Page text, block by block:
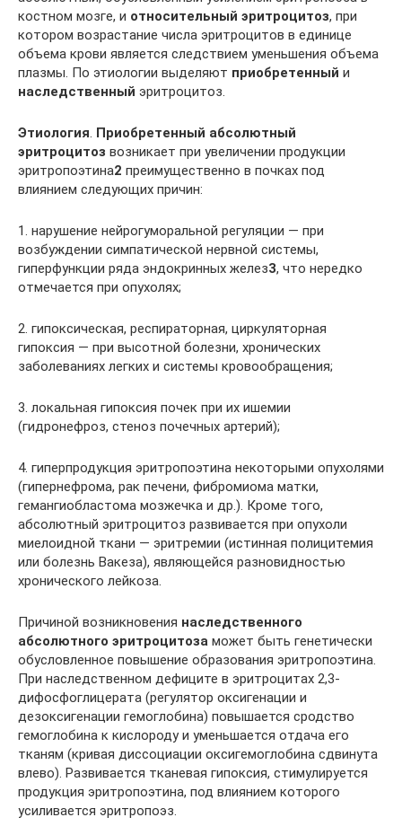
костном мозге, и относительный эритроцитоз, при
котором возрастание числа эритроцитов в единице
объема крови является следствием уменьшения объема
плазмы. По этиологии выделяют приобретенный и
наследственный эритроцитоз.
Этиология. Приобретенный абсолютный
эритроцитоз возникает при увеличении продукции
эритропоэтина2 преимущественно в почках под
влиянием следующих причин:
1. нарушение нейрогуморальной регуляции — при
возбуждении симпатической нервной системы,
гиперфункции ряда эндокринных желез3, что нередко
отмечается при опухолях;
2. гипоксическая, респираторная, циркуляторная
гипоксия — при высотной болезни, хронических
заболеваниях легких и системы кровообращения;
3. локальная гипоксия почек при их ишемии
(гидронефроз, стеноз почечных артерий);
4. гиперпродукция эритропоэтина некоторыми опухолями
(гипернефрома, рак печени, фибромиома матки,
гемангиобластома мозжечка и др.). Кроме того,
абсолютный эритроцитоз развивается при опухоли
миелоидной ткани — эритремии (истинная полицитемия
или болезнь Вакеза), являющейся разновидностью
хронического лейкоза.
Причиной возникновения наследственного
абсолютного эритроцитоза может быть генетически
обусловленное повышение образования эритропоэтина.
При наследственном дефиците в эритроцитах 2,3-
дифосфоглицерата (регулятор оксигенации и
дезоксигенации гемоглобина) повышается сродство
гемоглобина к кислороду и уменьшается отдача его
тканям (кривая диссоциации оксигемоглобина сдвинута
влево). Развивается тканевая гипоксия, стимулируется
продукция эритропоэтина, под влиянием которого
усиливается эритропоэз.